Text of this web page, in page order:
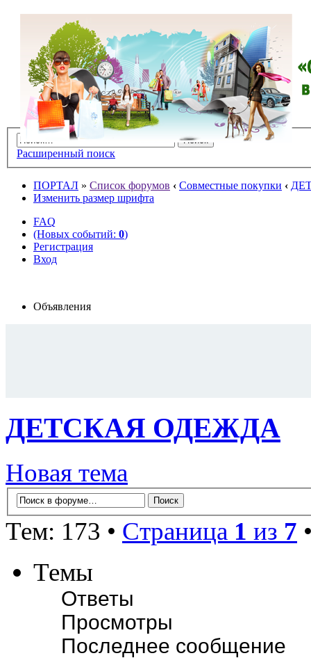
Расширенный поиск
ПОРТАЛ » Список форумов ‹ Совместные покупки ‹
Изменить размер шрифта
FAQ
(Новых событий: 0)
Регистрация
Вход
Объявления
ДЕТСКАЯ ОДЕЖДА
Новая тема
Тем: 173 • Страница 1 из 7
Темы
Ответы
Просмотры
Последнее сообщение